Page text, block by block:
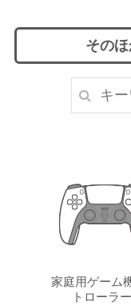
その
家庭用ゲーム
トローラ